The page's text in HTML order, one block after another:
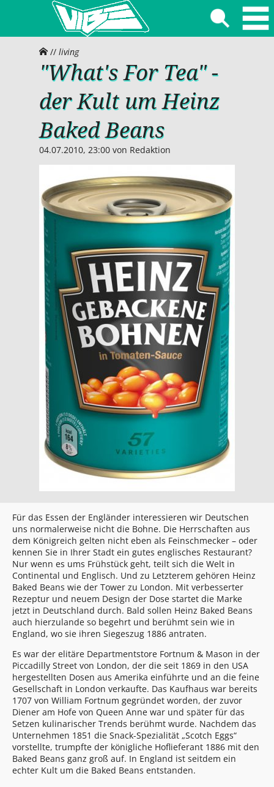
// living
"What's For Tea" -
der Kult um Heinz
Baked Beans
04.07.2010, 23:00 von Redaktion
Für das Essen der Engländer interessieren wir Deutschen
uns normalerweise nicht die Bohne. Die Herrschaften aus
dem Königreich gelten nicht eben als Feinschmecker – oder
kennen Sie in Ihrer Stadt ein gutes englisches Restaurant?
Nur wenn es ums Frühstück geht, teilt sich die Welt in
Continental und Englisch. Und zu Letzterem gehören Heinz
Baked Beans wie der Tower zu London. Mit verbesserter
Rezeptur und neuem Design der Dose startet die Marke
jetzt in Deutschland durch. Bald sollen Heinz Baked Beans
auch hierzulande so begehrt und berühmt sein wie in
England, wo sie ihren Siegeszug 1886 antraten.
Es war der elitäre Departmentstore Fortnum & Mason in der
Piccadilly Street von London, der die seit 1869 in den USA
hergestellten Dosen aus Amerika einführte und an die feine
Gesellschaft in London verkaufte. Das Kaufhaus war bereits
1707 von William Fortnum gegründet worden, der zuvor
Diener am Hofe von Queen Anne war und später für das
Setzen kulinarischer Trends berühmt wurde. Nachdem das
Unternehmen 1851 die Snack-Spezialität „Scotch Eggs“
vorstellte, trumpfte der königliche Hoflieferant 1886 mit den
Baked Beans ganz groß auf. In England ist seitdem ein
echter Kult um die Baked Beans entstanden.